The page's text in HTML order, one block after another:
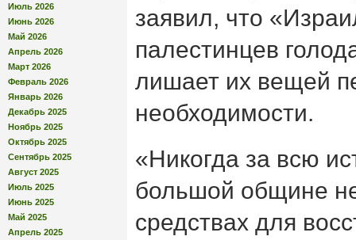
Июль 2026
Июнь 2026
Май 2026
Апрель 2026
Март 2026
Февраль 2026
Январь 2026
Декабрь 2025
Ноябрь 2025
Октябрь 2025
Сентябрь 2025
Август 2025
Июль 2025
Июнь 2025
Май 2025
Апрель 2025
заявил, что
палестинцев
лишает их вещей
необходимости.
«Никогда за всю
большой общине
средствах для